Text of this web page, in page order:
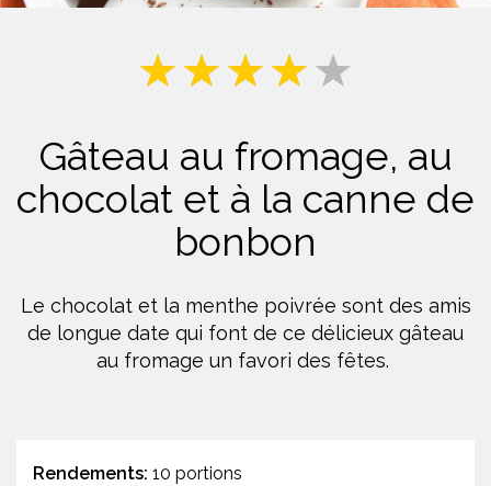
Gâteau au fromage, au
chocolat et à la canne de
bonbon
Le chocolat et la menthe poivrée sont des amis
de longue date qui font de ce délicieux gâteau
au fromage un favori des fêtes.
Rendements: 10 portions